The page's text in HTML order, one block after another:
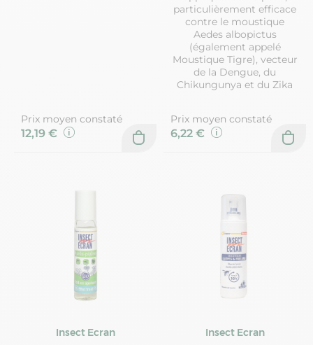
Prix moyen constaté
12,19 €
particulièrement efficace
contre le moustique
Aedes albopictus
(également appelé
Moustique Tigre), vecteur
de la Dengue, du
Chikungunya et du Zika
Prix moyen constaté
6,22 €
Insect Ecran
Insect Ecran